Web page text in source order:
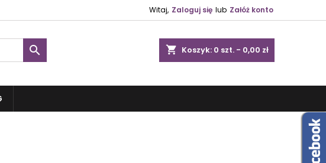
Witaj, Zaloguj się lub Załóż konto
shopping_cart Koszyk: 0 szt. - 0,00 zł
